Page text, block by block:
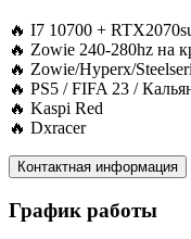
🔥 I7 10700 +
🔥 Zowie 240-280hz на
🔥 Zowie/Hyperx/
🔥 PS5 / FIFA 23 /
🔥 Kaspi Red
🔥 Dxracer
Контактная информация
График работы